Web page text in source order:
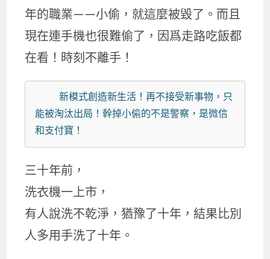
年的職業——小偷，就這麼被毀了。而且
現在連手機也很難偷了，因爲走路吃飯都
在看！時刻不離手！
    新模式創造新生活！再不接受新事物，只
能被淘汰出局！幹掉小偷的不是警察，是微信
和支付寶！
三十年前，
洗衣機一上市，
有人說洗不乾淨，猶豫了十年，結果比別
人多用手洗了十年。